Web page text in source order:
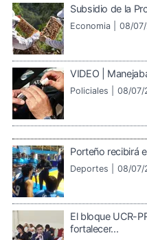
Subsidio de la
Economia | 08/
VIDEO |
Policiales | 08/07/
Porteño recibirá
Deportes | 08/07/
El bloque UCR-
fortalecer...